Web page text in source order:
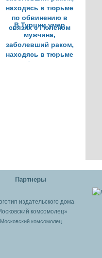
В Турции умер
мужчина,
заболевший раком,
находясь в тюрьме
по обвинению в
Партнеры
Московский комсомолец